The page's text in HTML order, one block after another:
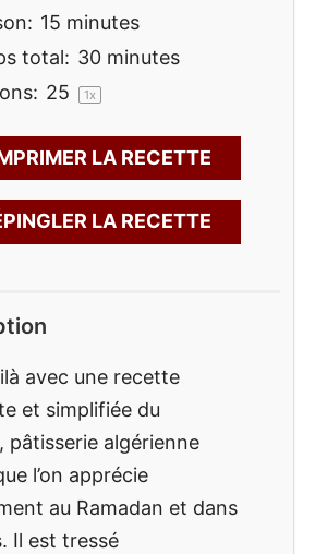
15 minutes
total: 30 minutes
25 1x
LA RECETTE
LA RECETTE
avec une recette
et simplifiée du
pâtisserie algérienne
l’on apprécie
au Ramadan et dans
Il est tressé